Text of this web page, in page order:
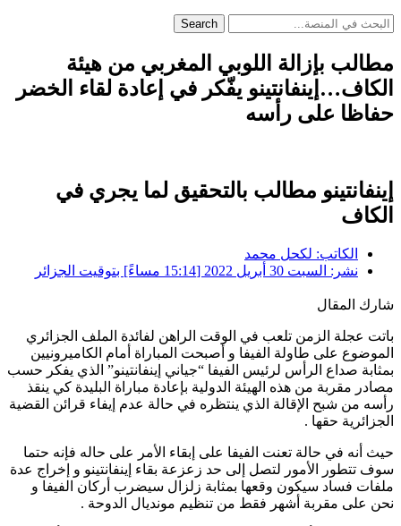
Search
مطالب بإزالة اللوبي المغربي من هيئة
الكاف…إينفانتينو يفّكر في إعادة لقاء الخضر
حفاظا على رأسه
إينفانتينو مطالب بالتحقيق لما يجري في
الكاف
الكاتب: لكحل محمد
نشر: السبت 30 أبريل 2022 [15:14 مساءً] بتوقيت الجزائر
شارك المقال
باتت عجلة الزمن تلعب في الوقت الراهن لفائدة الملف الجزائري
الموضوع على طاولة الفيفا و أصبحت المباراة أمام الكاميرونيين
بمثابة صداع الرأس لرئيس الفيفا “جياني إينفانتينو” الذي يفكر حسب
مصادر مقربة من هذه الهيئة الدولية بإعادة مباراة البليدة كي ينقذ
رأسه من شبح الإقالة الذي ينتظره في حالة عدم إيفاء قرائن القضية
الجزائرية حقها .
حيث أنه في حالة تعنت الفيفا على إبقاء الأمر على حاله فإنه حتما
سوف تتطور الأمور لتصل إلى حد زعزعة بقاء إينفانتينو و إخراج عدة
ملفات فساد سيكون وقعها بمثابة زلزال سيضرب أركان الفيفا و
نحن على مقربة أشهر فقط من تنظيم مونديال الدوحة .